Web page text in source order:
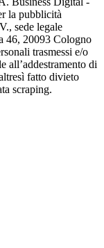
la pubblicità
sede legale
46, 20093 Cologno
trasmessi e/o
all’addestramento di
fatto divieto
scraping.